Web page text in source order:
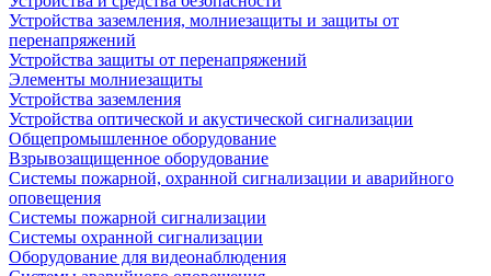
Устройства заземления, молниезащиты и защиты от
перенапряжений
Устройства защиты от перенапряжений
Элементы молниезащиты
Устройства заземления
Устройства оптической и акустической сигнализации
Общепромышленное оборудование
Взрывозащищенное оборудование
Системы пожарной, охранной сигнализации и аварийного
оповещения
Системы пожарной сигнализации
Системы охранной сигнализации
Оборудование для видеонаблюдения